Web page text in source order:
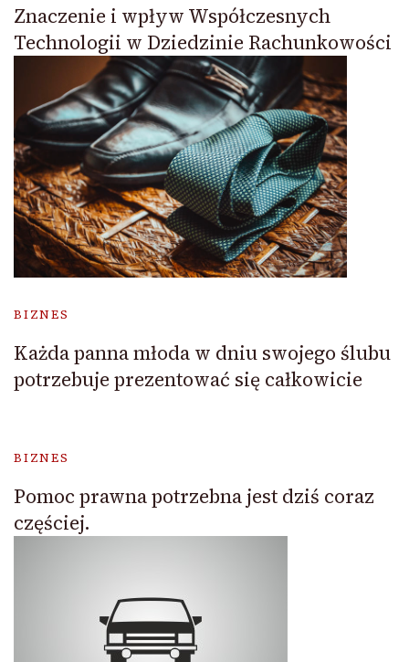
Znaczenie i wpływ Współczesnych
Technologii w Dziedzinie Rachunkowości
BIZNES
Każda panna młoda w dniu swojego ślubu
potrzebuje prezentować się całkowicie
BIZNES
Pomoc prawna potrzebna jest dziś coraz
częściej.